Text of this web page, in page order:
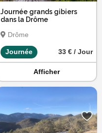
Journée grands gibiers
dans la Drôme
Drôme
Journée 33 € / Jour
Afficher